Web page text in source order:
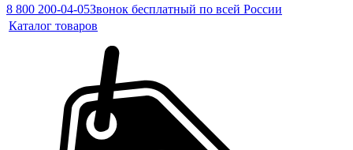
8 800 200-04-05Звонок бесплатный по всей России
Каталог товаров